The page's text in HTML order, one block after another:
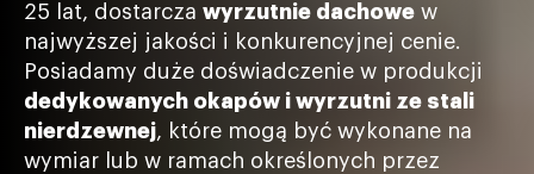
25 lat, dostarcza wyrzutnie dachowe w
najwyższej jakości i konkurencyjnej cenie.
Posiadamy duże doświadczenie w produkcji
dedykowanych okapów i wyrzutni ze stali
nierdzewnej, które mogą być wykonane na
wymiar lub w ramach określonych przez